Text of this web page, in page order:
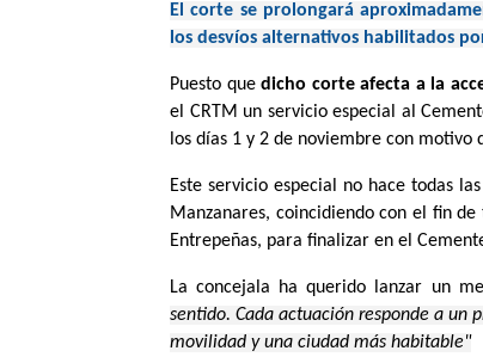
El corte se prolongará
los desvíos alternativos habilitados
Puesto quedicho corte afecta a la
el CRTM un servicio especial al
los días 1 y 2 de noviembre con motivo
Este servicio especial no hace todas
Manzanares, coincidiendo con el fin
Entrepeñas, para finalizar en el
La concejala ha querido lanzar un
sentido. Cada actuación responde a un
movilidad y una ciudad más habitable"